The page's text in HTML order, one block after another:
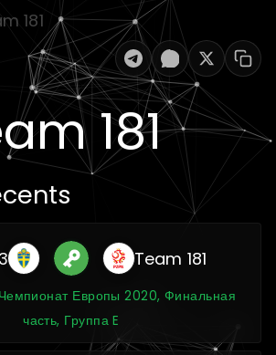
181
181
Team 181
Чемпионат Европы 2020, Финальная
часть, Группа E